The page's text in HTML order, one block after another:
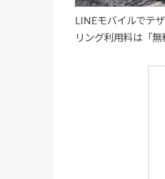
LINEモバイルでテ
リング利用料は「